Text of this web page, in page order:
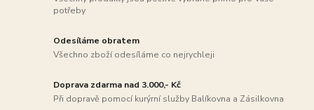
potřeby
Odesíláme obratem
Všechno zboží odesíláme co nejrychleji
Doprava zdarma nad 3.000,- Kč
Při dopravě pomocí kurýrní služby Balíkovna a Zásilkovna